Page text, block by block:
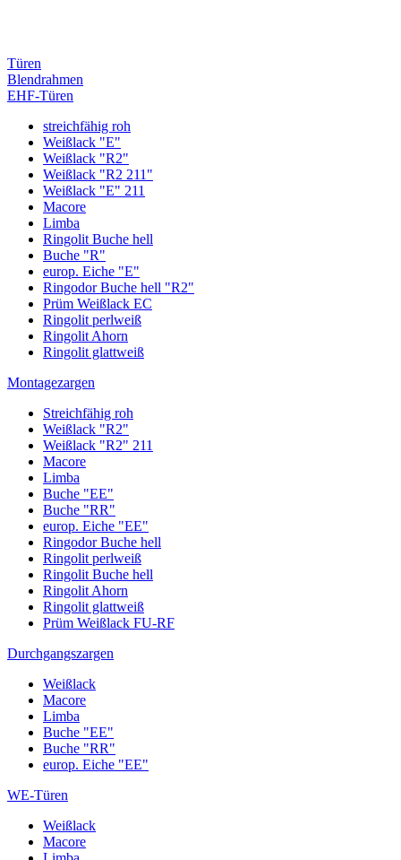
Türen
Blendrahmen
EHF-Türen
streichfähig roh
Weißlack "E"
Weißlack "R2"
Weißlack "R2 211"
Weißlack "E" 211
Macore
Limba
Ringolit Buche hell
Buche "R"
europ. Eiche "E"
Ringodor Buche hell "R2"
Prüm Weißlack EC
Ringolit perlweiß
Ringolit Ahorn
Ringolit glattweiß
Montagezargen
Streichfähig roh
Weißlack "R2"
Weißlack "R2" 211
Macore
Limba
Buche "EE"
Buche "RR"
europ. Eiche "EE"
Ringodor Buche hell
Ringolit perlweiß
Ringolit Buche hell
Ringolit Ahorn
Ringolit glattweiß
Prüm Weißlack FU-RF
Durchgangszargen
Weißlack
Macore
Limba
Buche "EE"
Buche "RR"
europ. Eiche "EE"
WE-Türen
Weißlack
Macore